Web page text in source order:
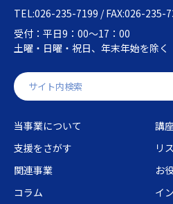
TEL:026-235-7199 / FAX:026-235-
受付：平日9：00～17：00
土曜・日曜・祝日、年末年始を除く
当事業について
講
支援をさがす
リ
関連事業
お
コラム
イ